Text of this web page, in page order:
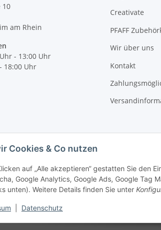
Cookies & Co nutzen
auf „Alle akzeptieren“ gestatten Sie den
Google Analytics, Google Ads, Google Tag
unten). Weitere Details finden Sie unter
Datenschutz
10
am Rhein
- 13:00 Uhr
18:00 Uhr
Creativate
PFAFF
Wir über uns
Kontakt
widerrufen
MwSt., zzgl.